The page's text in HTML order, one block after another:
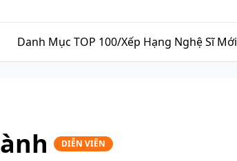
Danh Mục TOP 100/Xếp Hạng Nghệ Sĩ Mới
DIỄN VIÊN